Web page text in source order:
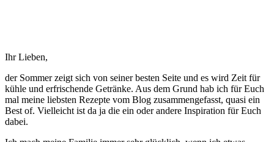
Ihr Lieben,
der Sommer zeigt sich von seiner besten Seite und es wird Zeit für
kühle und erfrischende Getränke. Aus dem Grund hab ich für Euch
mal meine liebsten Rezepte vom Blog zusammengefasst, quasi ein
Best of. Vielleicht ist da ja die ein oder andere Inspiration für Euch
dabei.